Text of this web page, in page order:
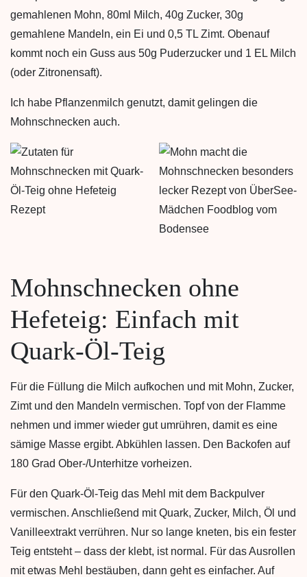
gemahlenen Mohn, 80ml Milch, 40g Zucker, 30g
gemahlene Mandeln, ein Ei und 0,5 TL Zimt. Obenauf
kommt noch ein Guss aus 50g Puderzucker und 1 EL Milch
(oder Zitronensaft).
Ich habe Pflanzenmilch genutzt, damit gelingen die
Mohnschnecken auch.
Mohnschnecken ohne
Hefeteig: Einfach mit
Quark-Öl-Teig
Für die Füllung die Milch aufkochen und mit Mohn, Zucker,
Zimt und den Mandeln vermischen. Topf von der Flamme
nehmen und immer wieder gut umrühren, damit es eine
sämige Masse ergibt. Abkühlen lassen. Den Backofen auf
180 Grad Ober-/Unterhitze vorheizen.
Für den Quark-Öl-Teig das Mehl mit dem Backpulver
vermischen. Anschließend mit Quark, Zucker, Milch, Öl und
Vanilleextrakt verrühren. Nur so lange kneten, bis ein fester
Teig entsteht – dass der klebt, ist normal. Für das Ausrollen
mit etwas Mehl bestäuben, dann geht es einfacher. Auf